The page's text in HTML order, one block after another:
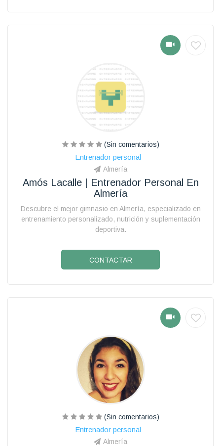
(Sin comentarios)
Entrenador personal
Almería
Amós Lacalle | Entrenador Personal En
Almería
Descubre el mejor gimnasio en Almería, especializado en
entrenamiento personalizado, nutrición y suplementación
deportiva.
CONTACTAR
(Sin comentarios)
Entrenador personal
Almería